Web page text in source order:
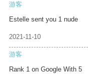
游客
Estelle sent you 1 nude
2021-11-10
游客
Rank 1 on Google With 5